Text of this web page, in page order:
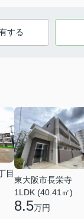
する
目
東大阪市長栄寺
1LDK (40.41㎡)
8.5万円